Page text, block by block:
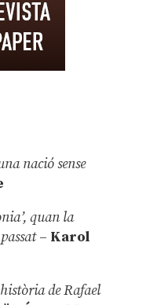
nació sense
quan la
– Karol
de Rafael